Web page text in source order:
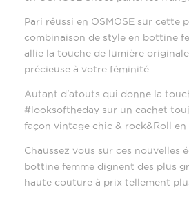
Pari réussi en OSMOSE sur cette
combinaison de style en bottine
allie la touche de lumière
précieuse à votre féminité.
Autant d'atouts qui donne la
#looksoftheday sur un cachet
façon vintage chic & rock&Roll en
Chaussez vous sur ces nouvelles
bottine femme dignent des plus
haute couture à prix tellement